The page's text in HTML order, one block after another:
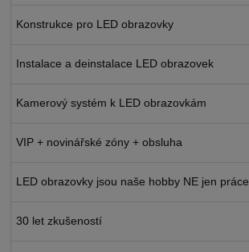
Konstrukce pro LED obrazovky
Instalace a deinstalace LED obrazovek
Kamerový systém k LED obrazovkám
VIP + novinářské zóny + obsluha
LED obrazovky jsou naše hobby NE jen práce
30 let zkušeností